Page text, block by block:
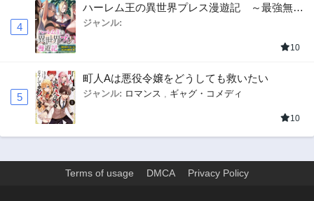
4
ハーレム王の異世界プレス漫遊記 ～最強無双
のおじさんはあらゆる種族を嫁にする～
ジャンル:
10
5
町人Aは悪役令嬢をどうしても救いたい
ジャンル: ロマンス , ギャグ・コメディ
10
Terms of usage DMCA Privacy Policy